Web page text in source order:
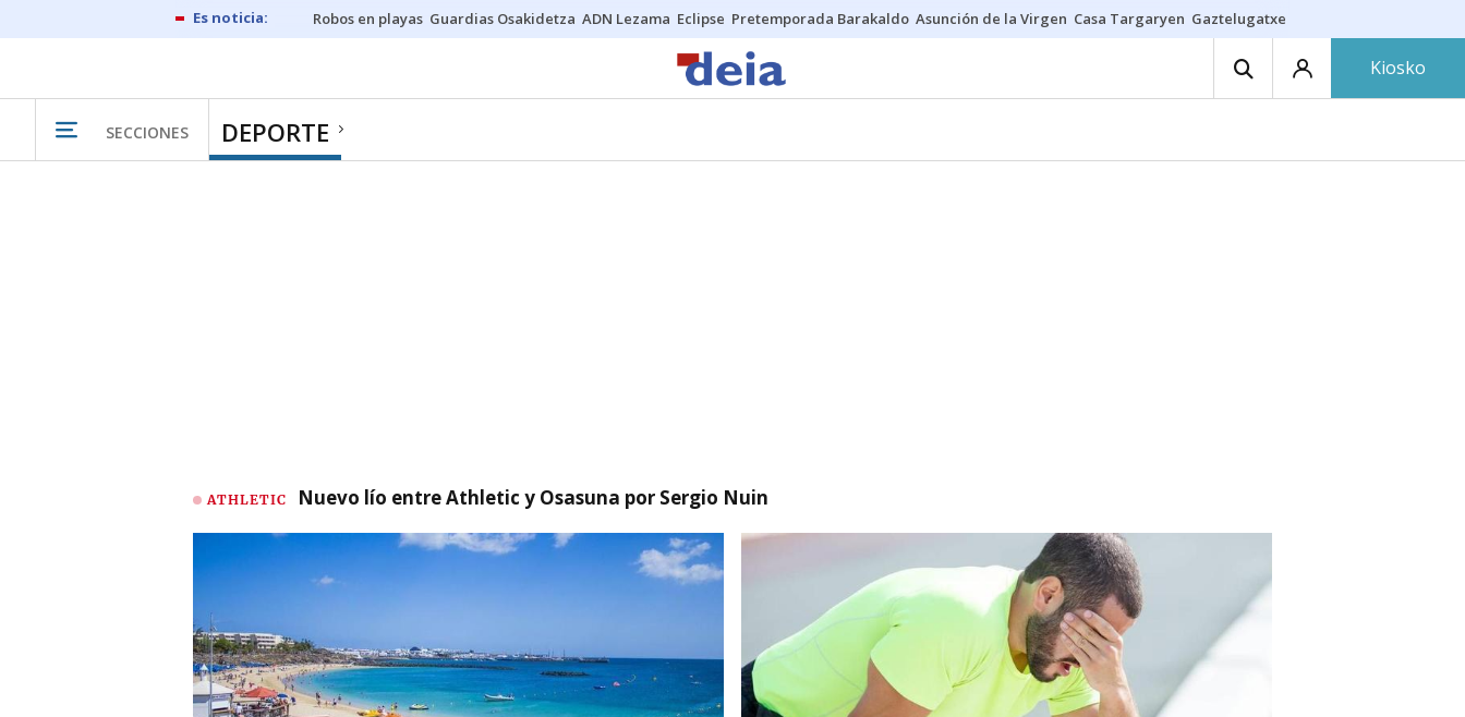
Robos en playas Guardias Osakidetza ADN Lezama Eclipse Pretemporada Barakaldo Asunción de la Virgen Casa Targaryen Gaztelugatxe
Kiosko
SECCIONES DEPORTE
ATHLETIC Nuevo lío entre Athletic y Osasuna por Sergio Nuin